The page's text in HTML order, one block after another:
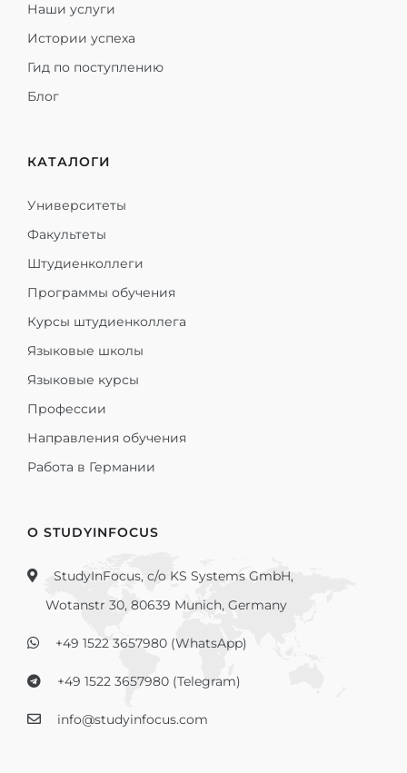
Наши услуги
Истории успеха
Гид по поступлению
Блог
КАТАЛОГИ
Университеты
Факультеты
Штудиенколлеги
Программы обучения
Курсы штудиенколлега
Языковые школы
Языковые курсы
Профессии
Направления обучения
Работа в Германии
О STUDYINFOCUS
StudyInFocus, c/o KS Systems GmbH,
Wotanstr 30, 80639 Munich, Germany
+49 1522 3657980 (WhatsApp)
+49 1522 3657980 (Telegram)
info@studyinfocus.com